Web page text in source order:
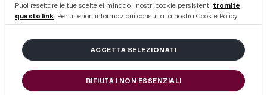
Parma-Empoli 1-0, highlights
di Redazione Picenotime
Puoi resettare le tue scelte eliminado i nostri cookie persistenti tramite
questo link. Per ulteriori informazioni consulta la nostra Cookie Policy.
ACCETTA SELEZIONATI
RIFIUTA I NON ESSENZIALI